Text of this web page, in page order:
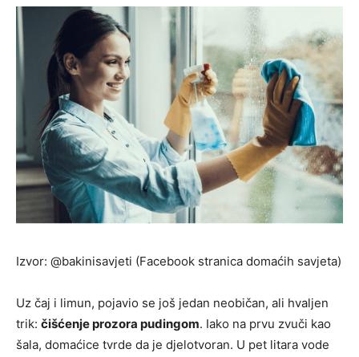
Izvor: @bakinisavjeti (Facebook stranica domaćih savjeta)
Uz čaj i limun, pojavio se još jedan neobičan, ali hvaljen
trik: čišćenje prozora pudingom. Iako na prvu zvuči kao
šala, domaćice tvrde da je djelotvoran. U pet litara vode